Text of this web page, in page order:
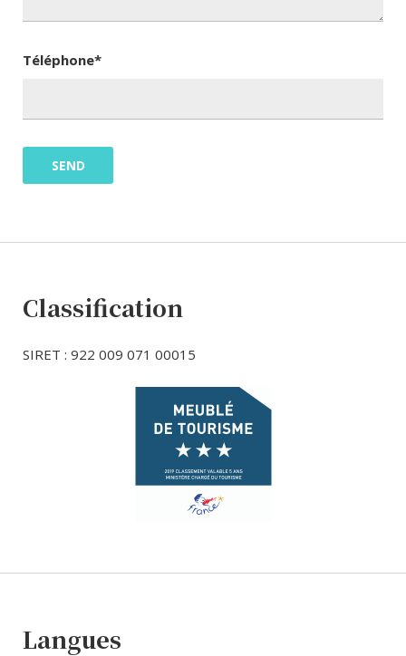
Téléphone*
Classification
SIRET : 922 009 071 00015
Langues